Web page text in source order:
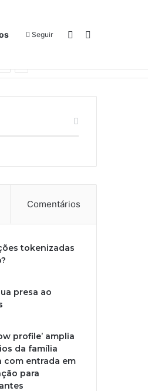
Seguir Switch skin
Comentários
tokenizadas
presa ao
profile’ amplia
da família
com entrada em
para